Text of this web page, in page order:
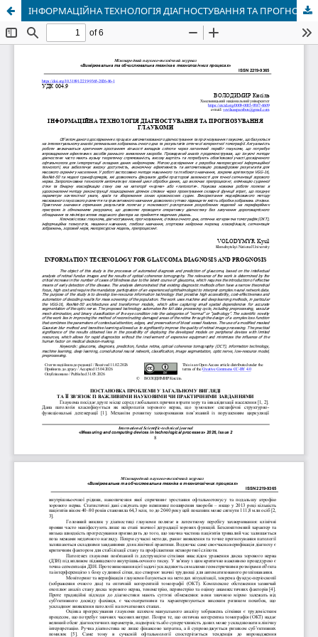
ІНФОРМАЦІЙНА ТЕХНОЛОГІЯ ДІАГНОСТУВАННЯ ТА ПРОГНОЗУВАННЯ ГЛАУКОМИ